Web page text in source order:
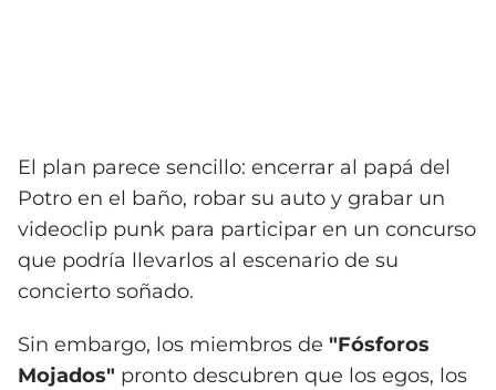
El plan parece sencillo: encerrar al papá del
Potro en el baño, robar su auto y grabar un
videoclip punk para participar en un concurso
que podría llevarlos al escenario de su
concierto soñado.
Sin embargo, los miembros de "Fósforos
Mojados" pronto descubren que los egos, los